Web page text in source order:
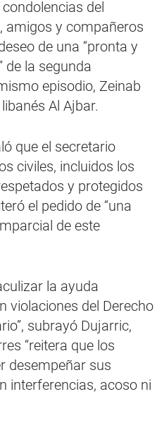
del
amigos y compañeros
de una “pronta y
de la segunda
episodio, Zeinab
Al Ajbar.
que el secretario
civiles, incluidos los
y protegidos
el pedido de “una
de este
la ayuda
violaciones del Derecho
subrayó Dujarric,
“reitera que los
desempeñar sus
interferencias, acoso ni